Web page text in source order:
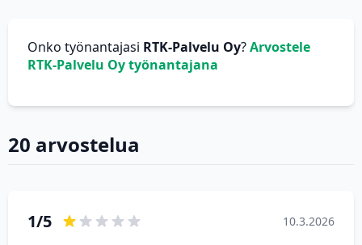
Onko työnantajasi RTK-Palvelu Oy?Arvostele
RTK-Palvelu Oy työnantajana
20 arvostelua
1/5 10.3.2026